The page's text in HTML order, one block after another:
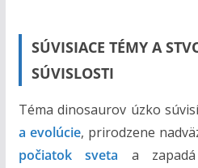
SÚVISIACE TÉMY A
SÚVISLOSTI
Téma dinosaurov úzko
a evolúcie, prirodzene
počiatok sveta a